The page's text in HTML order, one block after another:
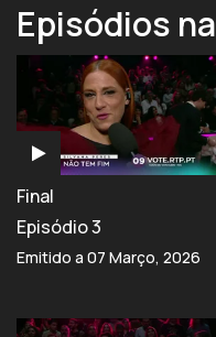
Episódios na
Final
Episódio 3
Emitido a 07 Março, 2026